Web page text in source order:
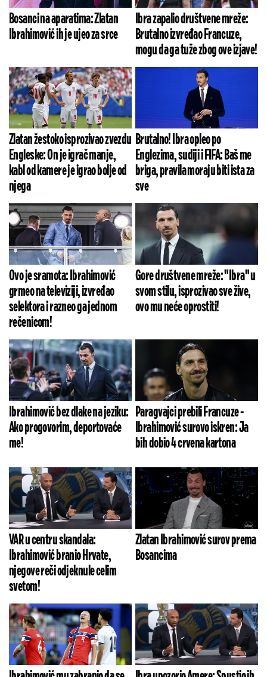
Bosanci na aparatima: Zlatan
Ibrahimović ih je ujeo za srce
Ibra zapalio društvene mreže:
Brutalno izvređao Francuze,
mogu da ga tuže zbog ove izjave!
Zlatan žestoko isprozivao zvezdu
Engleske: On je igrač manje,
kabl od kamere je igrao bolje od
njega
Brutalno! Ibra opleo po
Englezima, sudiji i FIFA: Baš me
briga, pravila moraju biti ista za
sve
Ovo je sramota: Ibrahimović
grmeo na televiziji, izvređao
selektora i razneo ga jednom
rečenicom!
Gore društvene mreže: "Ibra" u
svom stilu, isprozivao sve žive,
ovo mu neće oprostiti!
Ibrahimović bez dlake na jeziku:
Ako progovorim, deportovaće
me!
Paragvajci prebili Francuze -
Ibrahimović surovo iskren: Ja
bih dobio 4 crvena kartona
VAR u centru skandala:
Ibrahimović branio Hrvate,
njegove reči odjeknule celim
svetom!
Zlatan Ibrahimović surov prema
Bosancima